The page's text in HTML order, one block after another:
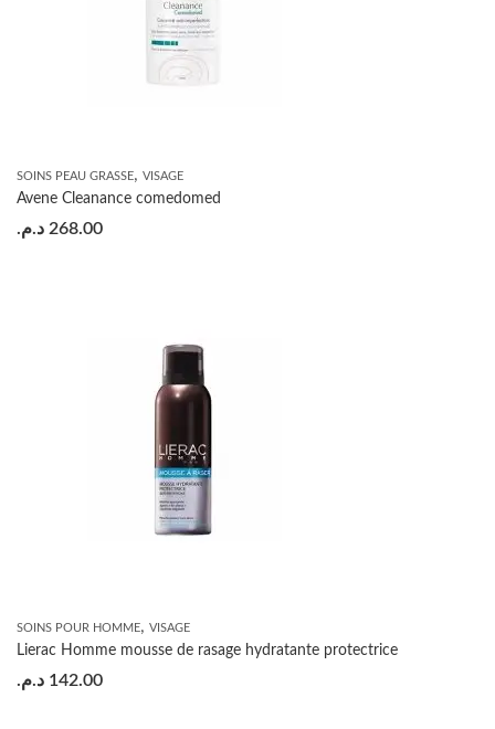
SOINS PEAU GRASSE, VISAGE
Avene Cleanance comedomed
268.00 د.م.
SOINS POUR HOMME, VISAGE
Lierac Homme mousse de rasage hydratante protectrice
142.00 د.م.